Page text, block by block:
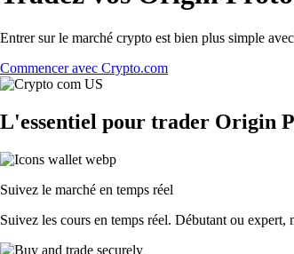
Entrer sur le marché crypto est bien plus simple
Commencer avec Crypto.com
L'essentiel pour trader Origin
Suivez le marché en temps réel
Suivez les cours en temps réel. Débutant ou